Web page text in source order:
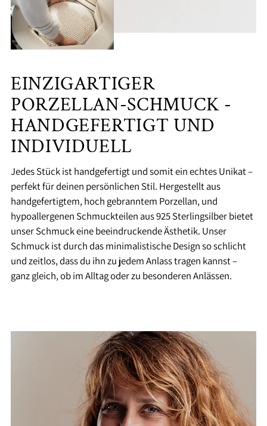
EINZIGARTIGER
PORZELLAN-SCHMUCK -
HANDGEFERTIGT UND
INDIVIDUELL
Jedes Stück ist handgefertigt und somit ein echtes Unikat –
perfekt für deinen persönlichen Stil. Hergestellt aus
handgefertigtem, hoch gebranntem Porzellan, und
hypoallergenen Schmuckteilen aus 925 Sterlingsilber bietet
unser Schmuck eine beeindruckende Ästhetik. Unser
Schmuck ist durch das minimalistische Design so schlicht
und zeitlos, dass du ihn zu jedem Anlass tragen kannst –
ganz gleich, ob im Alltag oder zu besonderen Anlässen.